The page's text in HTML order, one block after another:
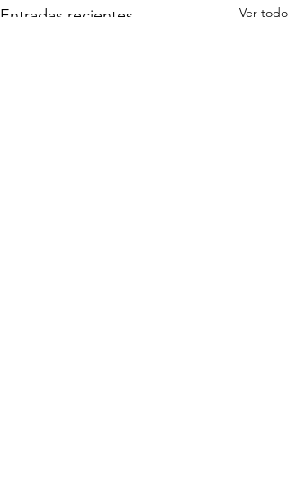
Entradas recientes Ver todo